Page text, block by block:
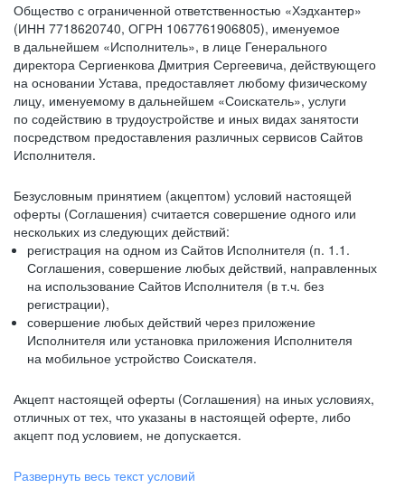
Общество с ограниченной ответственностью «Хэдхантер»
(ИНН 7718620740, ОГРН 1067761906805), именуемое
в дальнейшем «Исполнитель», в лице Генерального
директора Сергиенкова Дмитрия Сергеевича, действующего
на основании Устава, предоставляет любому физическому
лицу, именуемому в дальнейшем «Соискатель», услуги
по содействию в трудоустройстве и иных видах занятости
посредством предоставления различных сервисов Сайтов
Исполнителя.
Безусловным принятием (акцептом) условий настоящей
оферты (Соглашения) считается совершение одного или
нескольких из следующих действий:
регистрация на одном из Сайтов Исполнителя (п. 1.1.
Соглашения, совершение любых действий, направленных
на использование Сайтов Исполнителя (в т.ч. без
регистрации),
совершение любых действий через приложение
Исполнителя или установка приложения Исполнителя
на мобильное устройство Соискателя.
Акцепт настоящей оферты (Соглашения) на иных условиях,
отличных от тех, что указаны в настоящей оферте, либо
акцепт под условием, не допускается.
Развернуть весь текст условий